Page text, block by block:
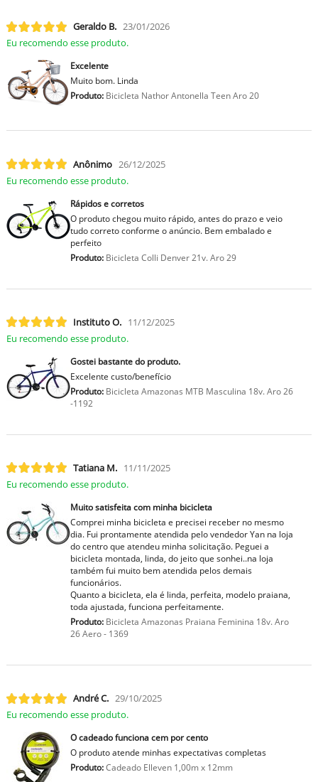
Geraldo B. 23/01/2026
Eu recomendo esse produto.
Excelente
Muito bom. Linda
Produto:Bicicleta Nathor Antonella Teen Aro 20
Anônimo 26/12/2025
Eu recomendo esse produto.
Rápidos e corretos
O produto chegou muito rápido, antes do prazo e veio
tudo correto conforme o anúncio. Bem embalado e
perfeito
Produto:Bicicleta Colli Denver 21v. Aro 29
Instituto O. 11/12/2025
Eu recomendo esse produto.
Gostei bastante do produto.
Excelente custo/benefício
Produto:Bicicleta Amazonas MTB Masculina 18v. Aro 26
-1192
Tatiana M. 11/11/2025
Eu recomendo esse produto.
Muito satisfeita com minha bicicleta
Comprei minha bicicleta e precisei receber no mesmo
dia. Fui prontamente atendida pelo vendedor Yan na loja
do centro que atendeu minha solicitação. Peguei a
bicicleta montada, linda, do jeito que sonhei..na loja
também fui muito bem atendida pelos demais
funcionários.
Quanto a bicicleta, ela é linda, perfeita, modelo praiana,
toda ajustada, funciona perfeitamente.
Produto:Bicicleta Amazonas Praiana Feminina 18v. Aro
26 Aero - 1369
André C. 29/10/2025
Eu recomendo esse produto.
O cadeado funciona cem por cento
O produto atende minhas expectativas completas
Produto:Cadeado Elleven 1,00m x 12mm